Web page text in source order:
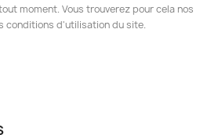
moment. Vous trouverez pour cela nos
conditions d'utilisation du site.